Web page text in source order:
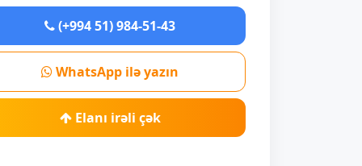
(+994 51) 984-51-43
WhatsApp ilə yazın
Elanı irəli çək